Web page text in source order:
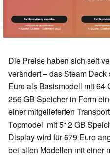
Die Preise haben sich seit
verändert – das Steam
Euro als Basismodell mit 64
256 GB Speicher in Form
einer mitgelieferten
Topmodell mit 512 GB
Display wird für 679 Euro
bei allen Modellen mit einer